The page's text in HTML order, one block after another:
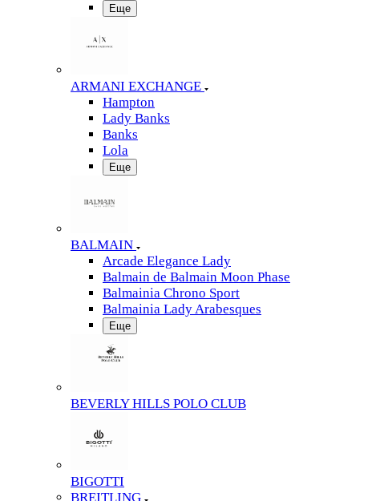
Еще
ARMANI EXCHANGE
Hampton
Lady Banks
Banks
Lola
Еще
BALMAIN
Arcade Elegance Lady
Balmain de Balmain Moon Phase
Balmainia Chrono Sport
Balmainia Lady Arabesques
Еще
BEVERLY HILLS POLO CLUB
BIGOTTI
BREITLING